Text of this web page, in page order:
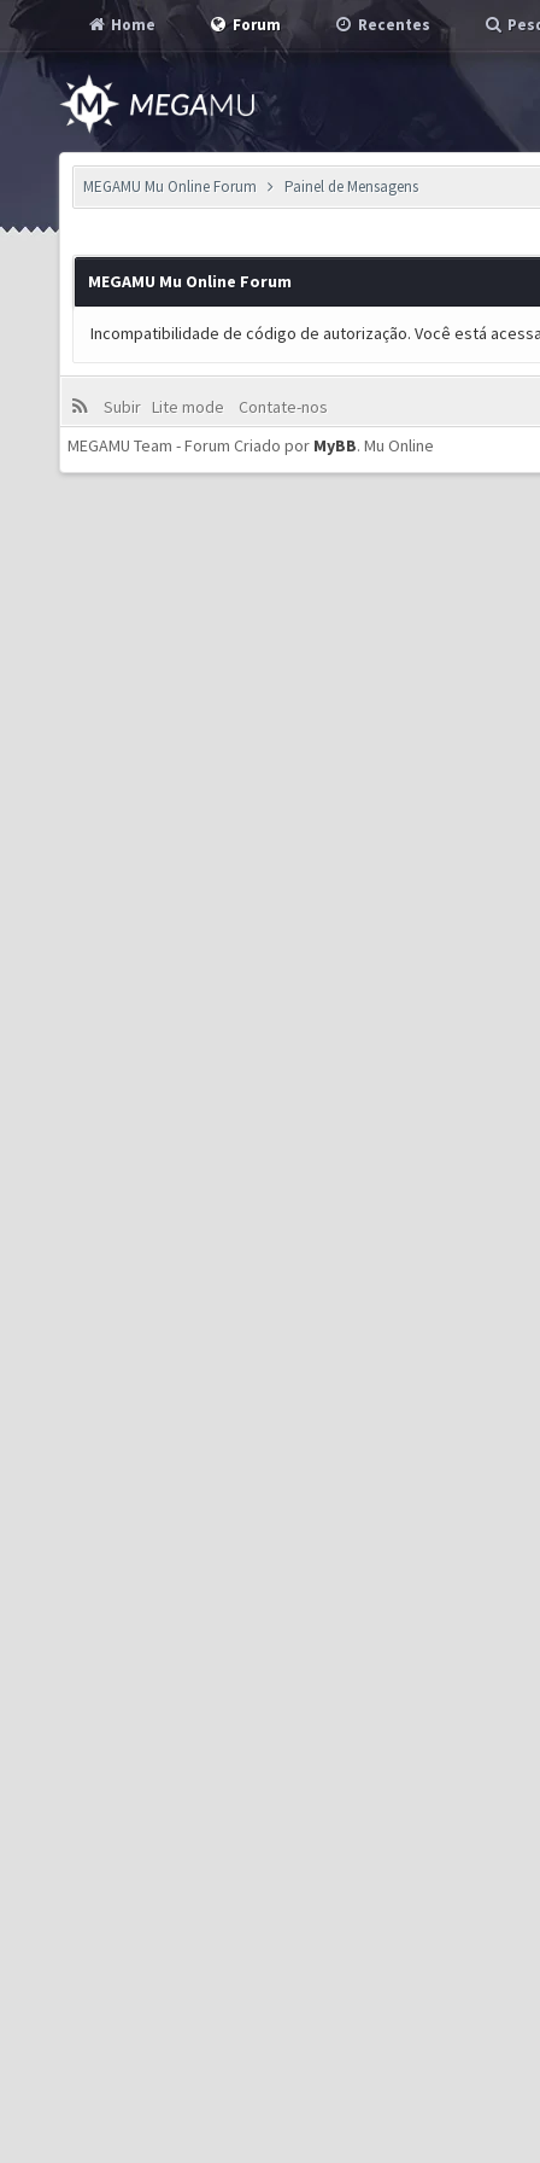
Home Forum Recentes
MEGAMU Mu Online Forum Painel de Mensagens
MEGAMU Mu Online Forum
Incompatibilidade de código de autorização. Você está
Subir Lite mode
Contate-nos
MEGAMU Team - Forum Criado por MyBB. Mu Online